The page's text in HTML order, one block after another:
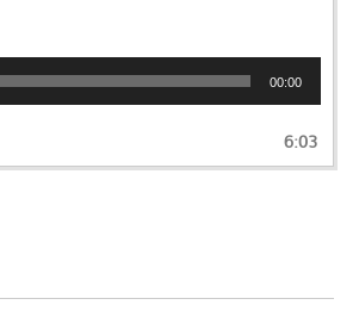
00:00
6:03